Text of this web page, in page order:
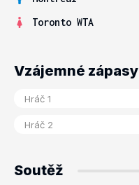
Toronto WTA
Vzájemné zápasy
Soutěž